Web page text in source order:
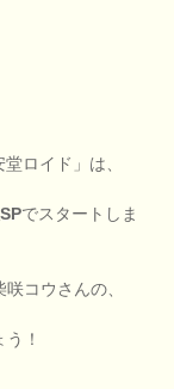
ロイド」は、
でスタートしま
コウさんの、
！